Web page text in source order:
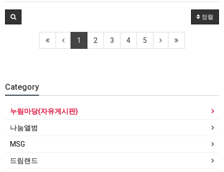
정렬
1 2 3 4 5
Category
누림마당(자유게시판)
나눔앨범
MSG
드림랜드